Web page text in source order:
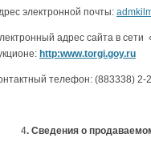
электронной почты:
адрес сайта в
http:www.torgi.goy.ru
телефон: (883338) 2-
4. Сведения о